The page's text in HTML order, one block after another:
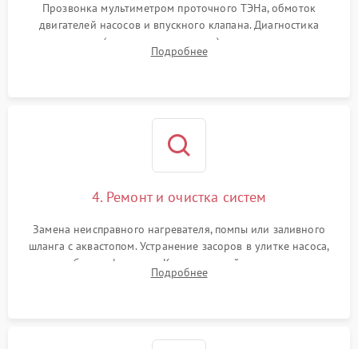
Прозвонка мультиметром проточного ТЭНа, обмоток
двигателей насосов и впускного клапана. Диагностика
прессостата (датчика уровня воды), датчика мутности,
концевика дверцы и электронного модуля управления.
Подробнее
4. Ремонт и очистка систем
Замена неисправного нагревателя, помпы или заливного
шланга с аквастопом. Устранение засоров в улитке насоса,
патрубках и фильтрах. Компонентный ремонт платы
управления, восстановление поврежденной проводки.
Подробнее